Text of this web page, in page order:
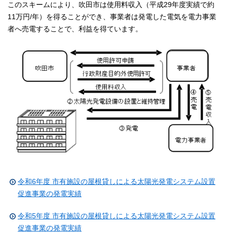
このスキームにより、吹田市は使用料収入（平成29年度実績で約
11万円/年）を得ることができ、事業者は発電した電気を電力事業
者へ売電することで、利益を得ています。
令和6年度 市有施設の屋根貸しによる太陽光発電システム設置
促進事業の発電実績
令和5年度 市有施設の屋根貸しによる太陽光発電システム設置
促進事業の発電実績